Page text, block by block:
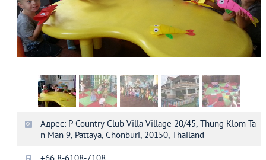
Адрес: P Country Club Villa Village 20/45, Thung Klom-Ta
n Man 9, Pattaya, Chonburi, 20150, Thailand